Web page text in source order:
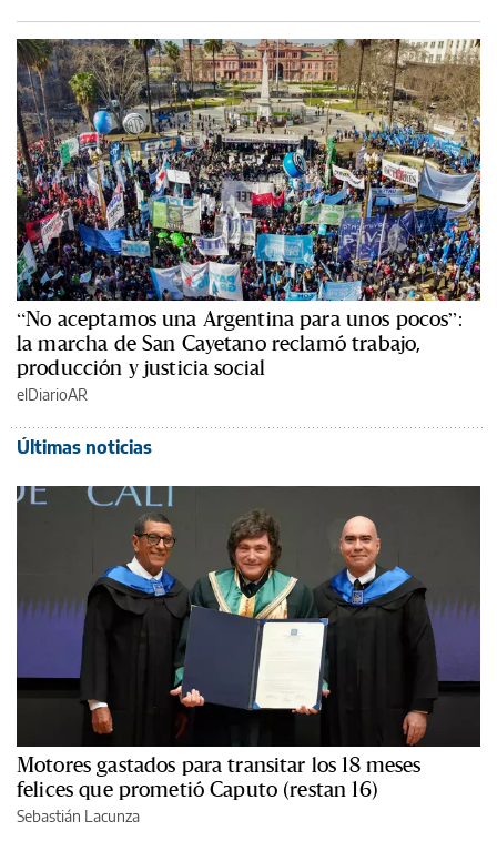
“No aceptamos una Argentina para unos pocos”:
la marcha de San Cayetano reclamó trabajo,
producción y justicia social
elDiarioAR
Últimas noticias
Motores gastados para transitar los 18 meses
felices que prometió Caputo (restan 16)
Sebastián Lacunza